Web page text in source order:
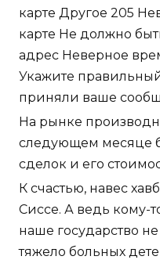
карте Другое 205
карте Не должно
адрес Неверное
Укажите
приняли ваше
На рынке
следующем месяце
сделок и его
К счастью, навес
Сиссе. А ведь кому-
наше государство
тяжело больных